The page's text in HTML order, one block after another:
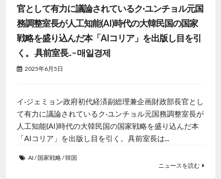
官として有力に議論されているク·ユンチョル元国
務調整室長が人工知能(AI)時代の大韓民国の国家
戦略を盛り込んだ本「AIコリア」を出版し目を引
く。 具前室長.. – 매일경제
2025年6月5日
イ·ジェミョン政府初代経済副総理兼企画財政部長官とし
て有力に議論されているク·ユンチョル元国務調整室長が
人工知能(AI)時代の大韓民国の国家戦略を盛り込んだ本
「AIコリア」を出版し目を引く。具前室長は...
AI /国家戦略/韓国
ニュースを読む